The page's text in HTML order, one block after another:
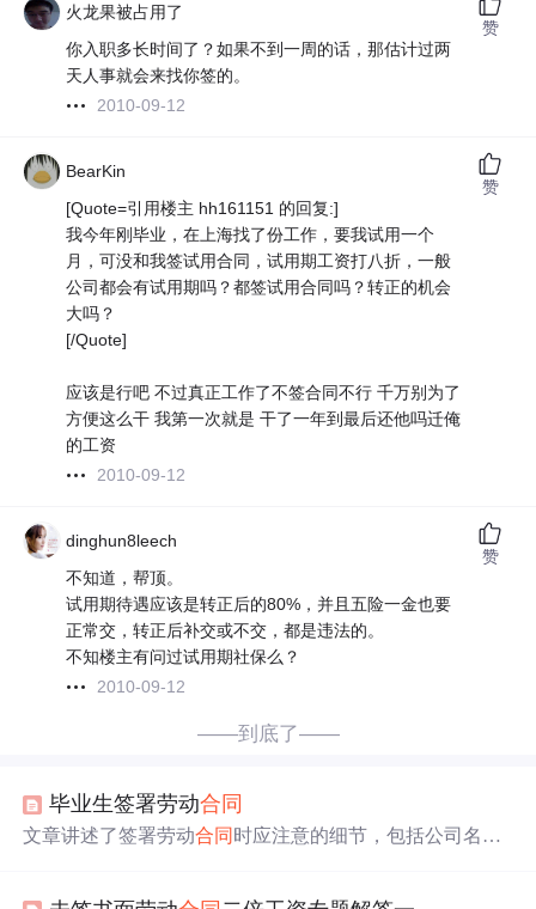
火龙果被占用了
你入职多长时间了？如果不到一周的话，那估计过两
天人事就会来找你签的。
2010-09-12
赞
BearKin
[Quote=引用楼主 hh161151 的回复:]
我今年刚毕业，在上海找了份工作，要我试用一个
月，可没和我签试用合同，试用期工资打八折，一般
公司都会有试用期吗？都签试用合同吗？转正的机会
大吗？
[/Quote]
应该是行吧 不过真正工作了不签合同不行 千万别为了
方便这么干 我第一次就是 干了一年到最后还他吗迁俺
的工资
2010-09-12
赞
dinghun8leech
不知道，帮顶。
试用期待遇应该是转正后的80%，并且五险一金也要
正常交，转正后补交或不交，都是违法的。
不知楼主有问过试用期社保么？
2010-09-12
赞
——到底了——
毕业生签署劳动合同
文章讲述了签署劳动合同 时应注意的细节，包括公司名